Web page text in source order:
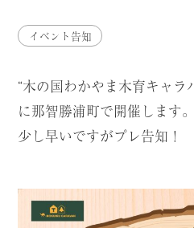
イベント告知
“木の国わかやま木育キャラ
に那智勝浦町で開催します。
少し早いですがプレ告知！